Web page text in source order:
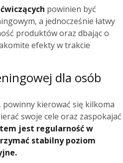
powinien być
a jednocześnie łatwy
produktów oraz dbając o
efekty w trakcie
dla osób
kierować się kilkoma
swoje cele oraz zaspokajać
jest regularność w
stabilny poziom